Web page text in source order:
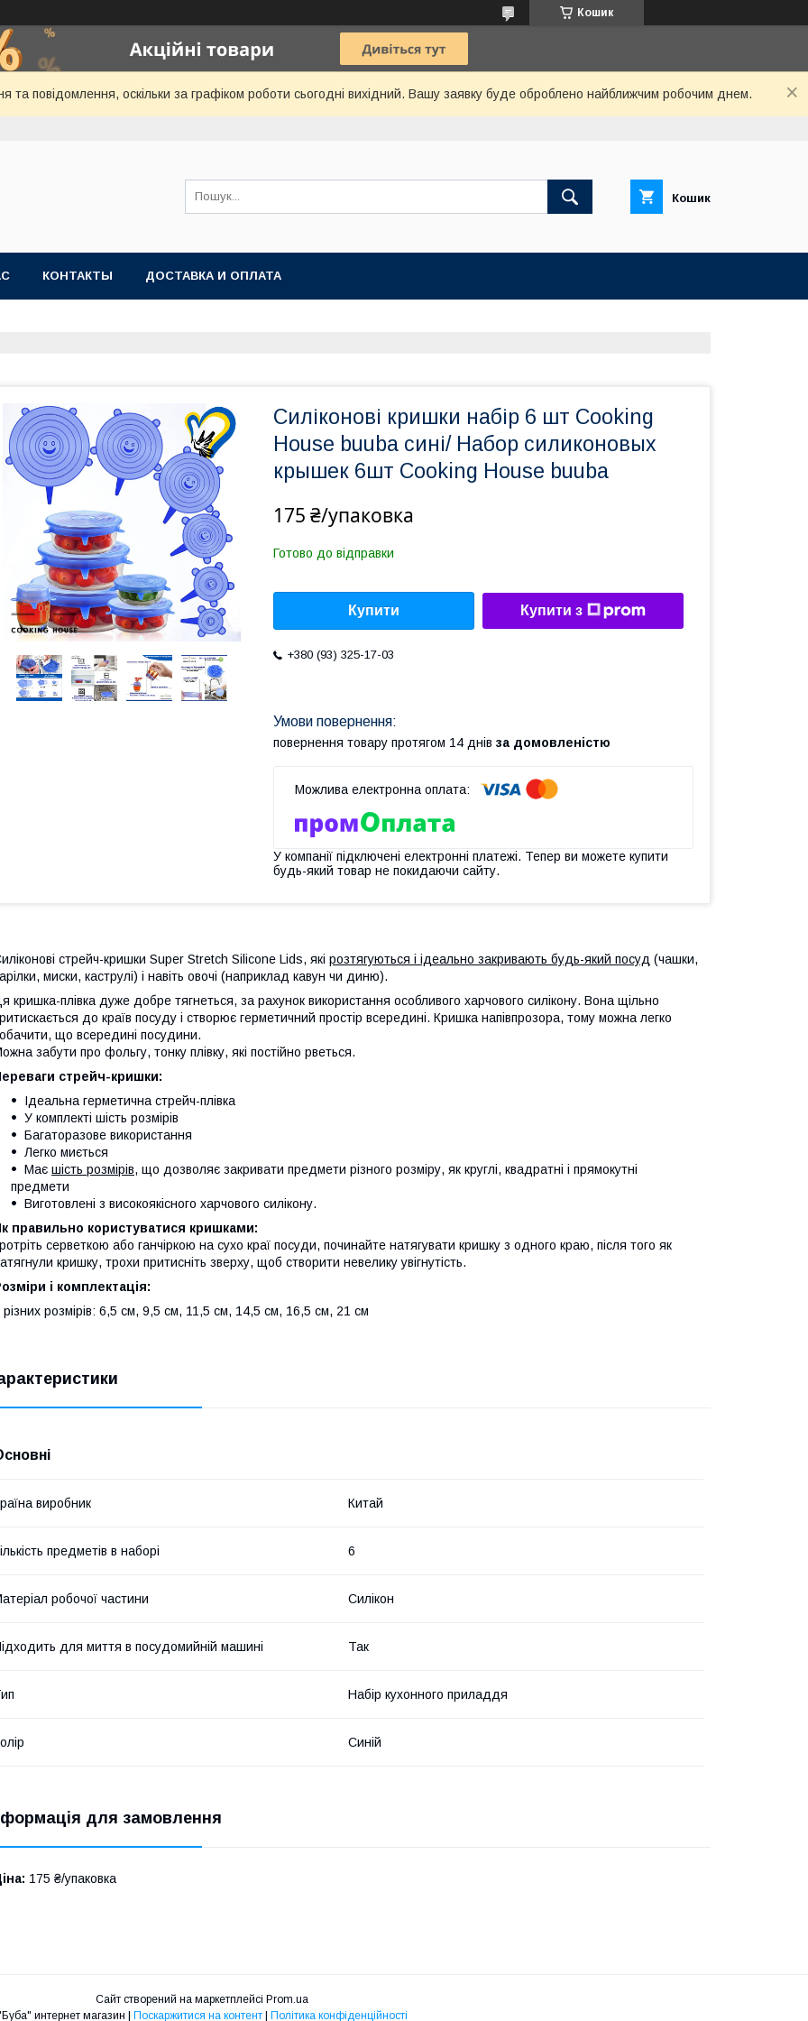
Кошик
повідомлення, оскільки за графіком роботи сьогодні вихідний. Вашу заявку буде оброблено найближчим робочим днем.
Кошик
КОНТАКТЫ ДОСТАВКА И ОПЛАТА
Силіконові кришки набір 6 шт Cooking
House buuba сині/ Набор силиконовых
крышек 6шт Cooking House buuba
175 ₴/упаковка
Готово до відправки
Купити Купити з
+380 (93) 325-17-03
повернення товару протягом 14 днів за домовленістю
У компанії підключені електронні платежі. Тепер ви можете купити
будь-який товар не покидаючи сайту.
стрейч-кришки Super Stretch Silicone Lids, які розтягуються і ідеально закривають будь-який посуд (чашки,
миски, каструлі) і навіть овочі (наприклад кавун чи диню).
кришка-плівка дуже добре тягнеться, за рахунок використання особливого харчового силікону. Вона щільно
до країв посуду і створює герметичний простір всередині. Кришка напівпрозора, тому можна легко
що всередині посудини.
забути про фольгу, тонку плівку, які постійно рветься.
стрейч-кришки:
Ідеальна герметична стрейч-плівка
У комплекті шість розмірів
Багаторазове використання
Легко миється
Має шість розмірів, що дозволяє закривати предмети різного розміру, як круглі, квадратні і прямокутні
предмети
Виготовлені з високоякісного харчового силікону.
правильно користуватися кришками:
серветкою або ганчіркою на сухо краї посуди, починайте натягувати кришку з одного краю, після того як
кришку, трохи притисніть зверху, щоб створити невелику увігнутість.
і комплектація:
різних розмірів: 6,5 см, 9,5 см, 11,5 см, 14,5 см, 16,5 см, 21 см
виробник Китай
предметів в наборі 6
робочої частини Силікон
для миття в посудомийній машині Так
Набір кухонного приладдя
Синій
для замовлення
175 ₴/упаковка
Сайт створений на маркетплейсі Prom.ua
"Буба" интернет магазин | Поскаржитися на контент | Політика конфіденційності